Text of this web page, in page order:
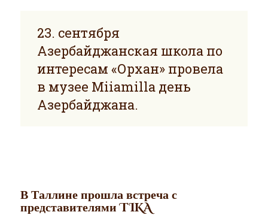
23. сентября
Азербайджанская школа по
интересам «Орхан» провела
в музее Miiamilla день
Азербайджана.
В Таллине прошла встреча с
представителями TIKA